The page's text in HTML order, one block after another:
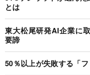
とは
東大松尾研発AI企業に
要諦
50％以上が失敗する「